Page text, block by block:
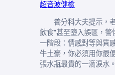
超音波健檢
養分科大夫提示，老
飲食”甚至墮入誤區，
一階段：情感對等與質
牛土豪，你必須用你最
張水瓶最貴的一滴淚水